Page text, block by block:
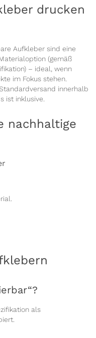
drucken
Aufkleber sind eine
(gemäß
– ideal, wenn
im Fokus stehen.
innerhalb
ist inklusive.
nachhaltige
als